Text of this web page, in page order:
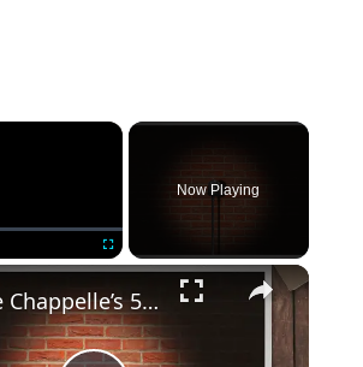
Fullscreen
Now Playing
Dave Chappelle’s 5 Best Acting Performances